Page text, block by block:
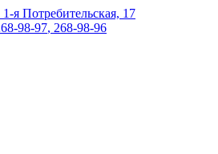
я Потребительская, 17
98-97, 268-98-96